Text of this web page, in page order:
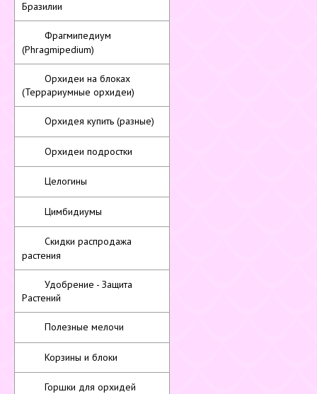
Бразилии
Фрагмипедиум
(Phragmipedium)
Орхидеи на блоках
(Террариумные орхидеи)
Орхидея купить (разные)
Орхидеи подростки
Целогины
Цимбидиумы
Скидки распродажа
растения
Удобрение - Защита
Растений
Полезные мелочи
Корзины и блоки
Горшки для орхидей